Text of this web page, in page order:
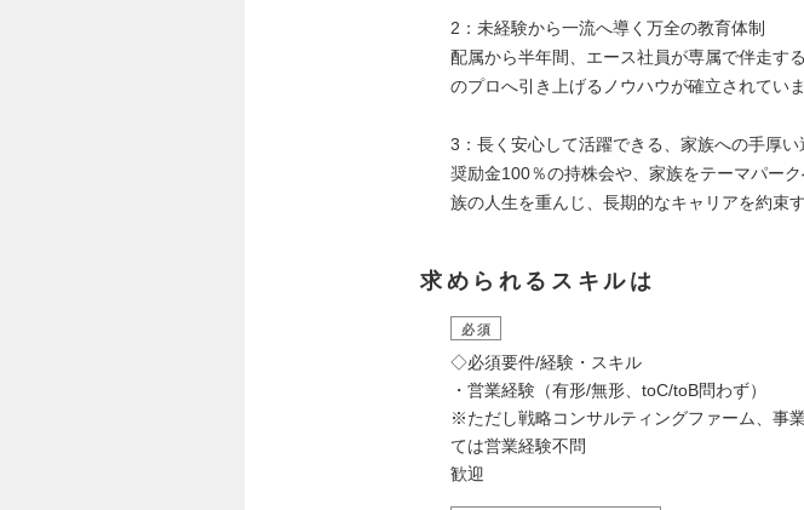
2：未経験から一流へ導く万全の教育体制
配属から半年間、エース社員が専属で伴走す
のプロへ引き上げるノウハウが確立されていま
3：長く安心して活躍できる、家族への手厚い
奨励金100％の持株会や、家族をテーマパー
族の人生を重んじ、長期的なキャリアを約束
求められるスキルは
必須
◇必須要件/経験・スキル
・営業経験（有形/無形、toC/toB問わず）
※ただし戦略コンサルティングファーム、事
ては営業経験不問
歓迎